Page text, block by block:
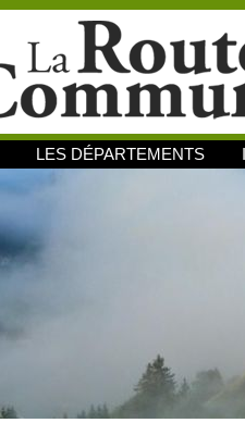
LES DÉPARTEMENTS